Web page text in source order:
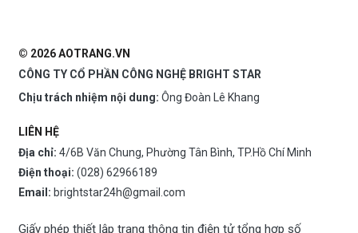
© 2026 AOTRANG.VN
CÔNG TY CỔ PHẦN CÔNG NGHỆ BRIGHT STAR
Chịu trách nhiệm nội dung: Ông Đoàn Lê Khang
LIÊN HỆ
Địa chỉ: 4/6B Văn Chung, Phường Tân Bình, TP.Hồ Chí Minh
Điện thoại: (028) 62966189
Email: brightstar24h@gmail.com
Giấy phép thiết lập trang thông tin điện tử tổng hợp số